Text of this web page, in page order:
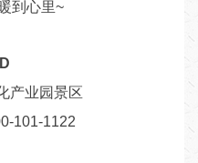
到心里~
产业园景区
101-1122